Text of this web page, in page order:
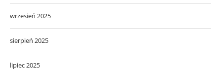
wrzesień 2025
sierpień 2025
lipiec 2025